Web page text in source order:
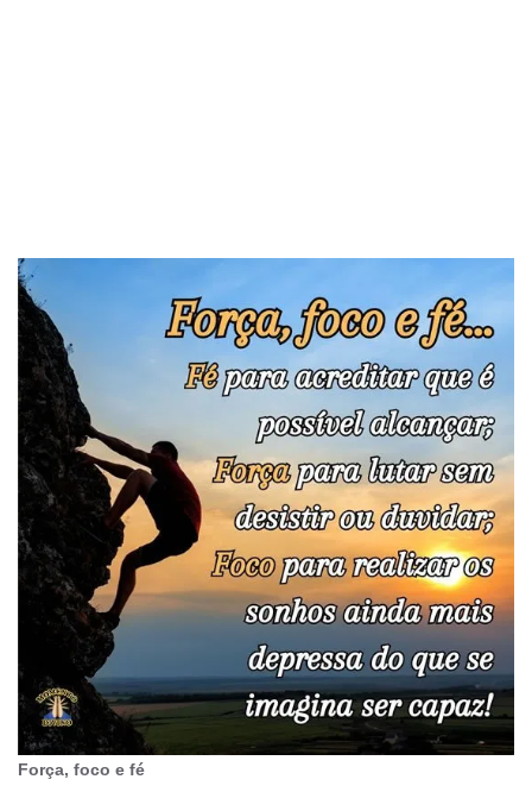
Força, foco e fé